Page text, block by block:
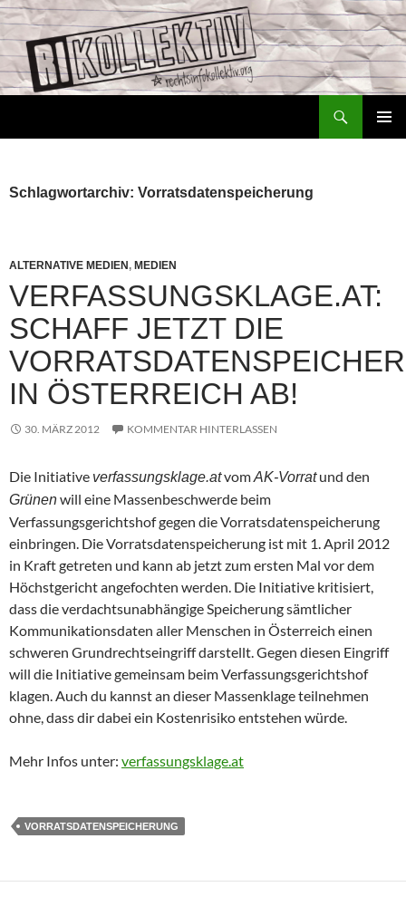
Zum
Inhalt
springen
Schlagwortarchiv: Vorratsdatenspeicherung
ALTERNATIVE MEDIEN , MEDIEN
VERFASSUNGSKLAGE.AT:
SCHAFF JETZT DIE
IN ÖSTERREICH AB!
30. MÄRZ 2012 KOMMENTAR HINTERLASSEN
Die Initiative verfassungsklage.atvomAK-Vorratund den
Grünenwill eine Massenbeschwerde beim
Verfassungsgerichtshof gegen die Vorratsdatenspeicherung
einbringen. Die Vorratsdatenspeicherung ist mit 1. April 2012
in Kraft getreten und kann ab jetzt zum ersten Mal vor dem
Höchstgericht angefochten werden. Die Initiative kritisiert,
dass die verdachtsunabhängige Speicherung sämtlicher
Kommunikationsdaten aller Menschen in Österreich einen
schweren Grundrechtseingriff darstellt. Gegen diesen Eingriff
will die Initiative gemeinsam beim Verfassungsgerichtshof
klagen. Auch du kannst an dieser Massenklage teilnehmen
ohne, dass dir dabei ein Kostenrisiko entstehen würde.
Mehr Infos unter: verfassungsklage.at
VORRATSDATENSPEICHERUNG